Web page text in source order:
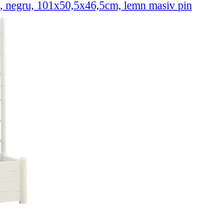
negru, 101x50,5x46,5cm, lemn masiv pin